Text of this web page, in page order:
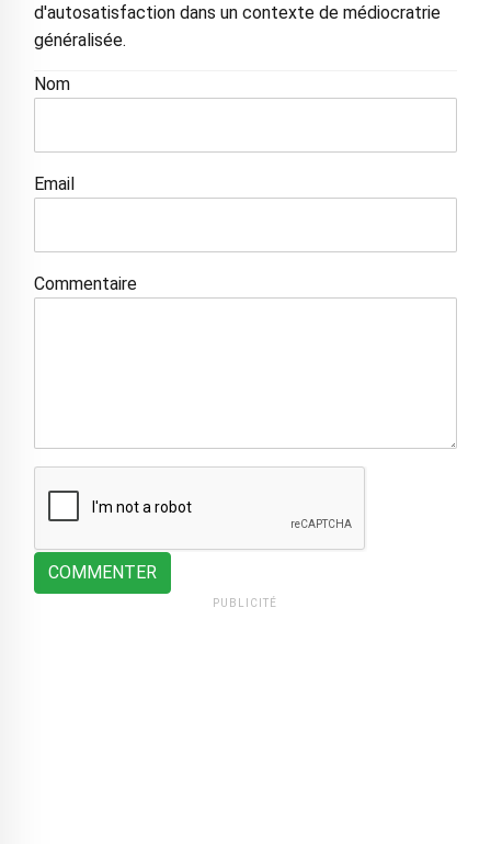
d'autosatisfaction dans un contexte de médiocratrie
généralisée.
Nom
Email
Commentaire
COMMENTER
PUBLICITÉ